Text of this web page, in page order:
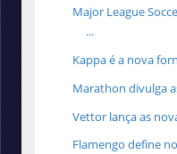
Major League
...
Kappa é a nova
Marathon divulga
Vettor lança as
Flamengo define